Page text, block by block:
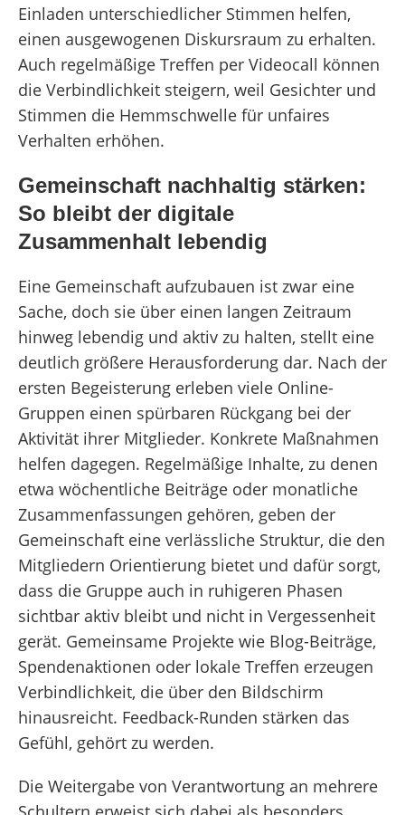
Einladen unterschiedlicher Stimmen helfen,
einen ausgewogenen Diskursraum zu erhalten.
Auch regelmäßige Treffen per Videocall können
die Verbindlichkeit steigern, weil Gesichter und
Stimmen die Hemmschwelle für unfaires
Verhalten erhöhen.
Gemeinschaft nachhaltig stärken:
So bleibt der digitale
Zusammenhalt lebendig
Eine Gemeinschaft aufzubauen ist zwar eine
Sache, doch sie über einen langen Zeitraum
hinweg lebendig und aktiv zu halten, stellt eine
deutlich größere Herausforderung dar. Nach der
ersten Begeisterung erleben viele Online-
Gruppen einen spürbaren Rückgang bei der
Aktivität ihrer Mitglieder. Konkrete Maßnahmen
helfen dagegen. Regelmäßige Inhalte, zu denen
etwa wöchentliche Beiträge oder monatliche
Zusammenfassungen gehören, geben der
Gemeinschaft eine verlässliche Struktur, die den
Mitgliedern Orientierung bietet und dafür sorgt,
dass die Gruppe auch in ruhigeren Phasen
sichtbar aktiv bleibt und nicht in Vergessenheit
gerät. Gemeinsame Projekte wie Blog-Beiträge,
Spendenaktionen oder lokale Treffen erzeugen
Verbindlichkeit, die über den Bildschirm
hinausreicht. Feedback-Runden stärken das
Gefühl, gehört zu werden.
Die Weitergabe von Verantwortung an mehrere